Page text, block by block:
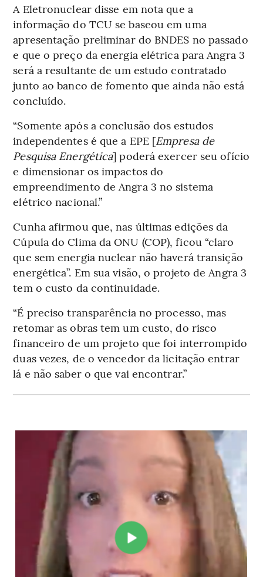
A Eletronuclear disse em nota que a
informação do TCU se baseou em uma
apresentação preliminar do BNDES no passado
e que o preço da energia elétrica para Angra 3
será a resultante de um estudo contratado
junto ao banco de fomento que ainda não está
concluído.
“Somente após a conclusão dos estudos
independentes é que a EPE [Empresa de
Pesquisa Energética] poderá exercer seu ofício
e dimensionar os impactos do
empreendimento de Angra 3 no sistema
elétrico nacional.”
Cunha afirmou que, nas últimas edições da
Cúpula do Clima da ONU (COP), ficou “claro
que sem energia nuclear não haverá transição
energética”. Em sua visão, o projeto de Angra 3
tem o custo da continuidade.
“É preciso transparência no processo, mas
retomar as obras tem um custo, do risco
financeiro de um projeto que foi interrompido
duas vezes, de o vencedor da licitação entrar
lá e não saber o que vai encontrar.”